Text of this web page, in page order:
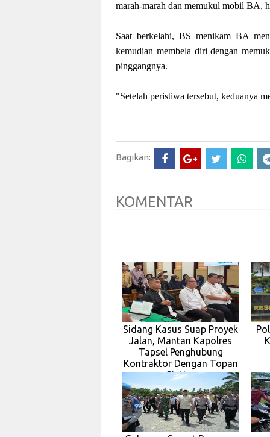
marah-marah dan memukul mobil BA,
Saat berkelahi, BS menikam BA
kemudian membela diri dengan
pinggangnya.
"Setelah peristiwa tersebut, keduanya
Bagikan:
KOMENTAR
Sidang Kasus Suap Proyek
Jalan, Mantan Kapolres
Tapsel Penghubung
Kontraktor Dengan Topan
Ginting